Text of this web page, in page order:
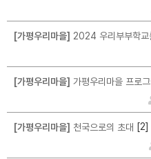
[가평우리마을] 2024 우리부부학교
[가평우리마을] 가평우리마을 프로
[가평우리마을] 천국으로의 초대 [2]